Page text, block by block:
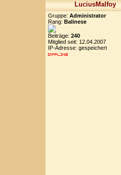
LuciusMalfoy
Gruppe: Administrator
Rang: Balinese
Beiträge: 240
Mitglied seit: 12.04.2007
IP-Adresse: gespeichert